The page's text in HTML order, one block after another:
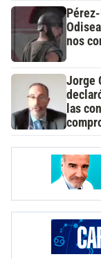
nos
Jorge
las